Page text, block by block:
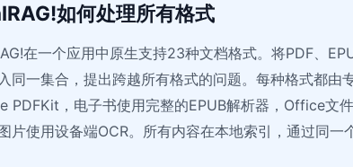
如何处理所有格式
在一个应用中原生支持23种文档格式。将PDF、
同一集合，提出跨越所有格式的问题。每种格式都由
PDFKit，电子书使用完整的EPUB解析器，Office文
片使用设备端OCR。所有内容在本地索引，通过同一